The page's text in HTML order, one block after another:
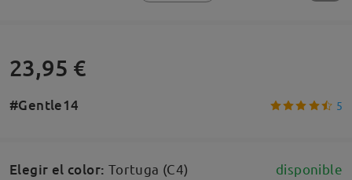
23,95 €
#Gentle14 5
Elegir el color: Tortuga (C4) disponible